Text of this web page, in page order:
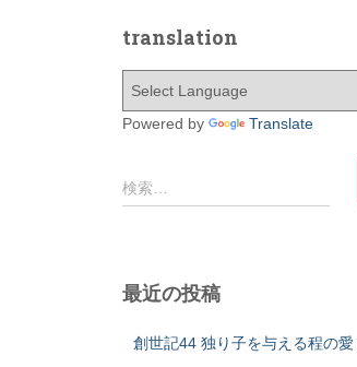
translation
Powered by Translate
検索…
最近の投稿
創世記44 独り子を与える程の愛